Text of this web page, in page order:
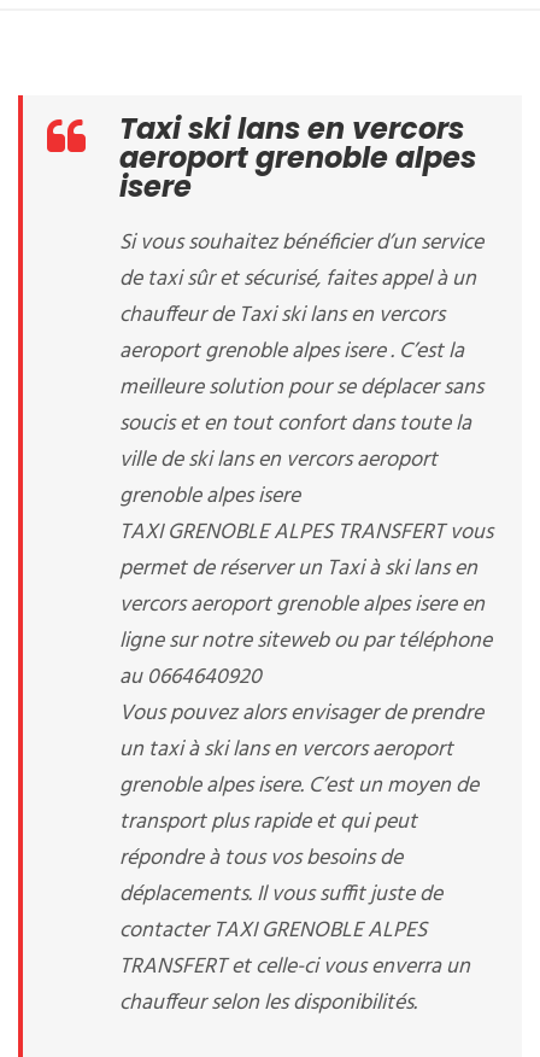
Taxi ski lans en vercors
aeroport grenoble alpes
isere
Si vous souhaitez bénéficier d’un service
de taxi sûr et sécurisé, faites appel à un
chauffeur de Taxi ski lans en vercors
aeroport grenoble alpes isere . C’est la
meilleure solution pour se déplacer sans
soucis et en tout confort dans toute la
ville de ski lans en vercors aeroport
grenoble alpes isere
TAXI GRENOBLE ALPES TRANSFERT vous
permet de réserver un Taxi à ski lans en
vercors aeroport grenoble alpes isere en
ligne sur notre siteweb ou par téléphone
au 0664640920
Vous pouvez alors envisager de prendre
un taxi à ski lans en vercors aeroport
grenoble alpes isere. C’est un moyen de
transport plus rapide et qui peut
répondre à tous vos besoins de
déplacements. Il vous suffit juste de
contacter TAXI GRENOBLE ALPES
TRANSFERT et celle-ci vous enverra un
chauffeur selon les disponibilités.